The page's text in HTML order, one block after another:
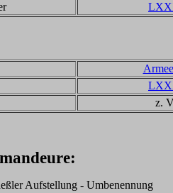
z.
Aufstellung - Umbenennung